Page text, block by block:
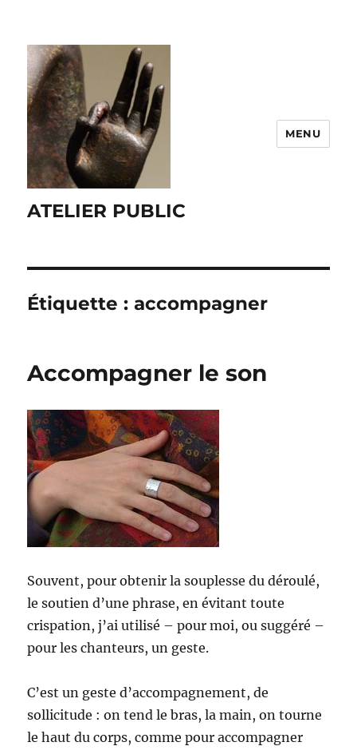
ATELIER PUBLIC
MENU
Étiquette :accompagner
Accompagner le son
Souvent, pour obtenir la souplesse du déroulé,
le soutien d’une phrase, en évitant toute
crispation, j’ai utilisé – pour moi, ou suggéré –
pour les chanteurs, un geste.
C’est un geste d’accompagnement, de
sollicitude : on tend le bras, la main, on tourne
le haut du corps, comme pour accompagner